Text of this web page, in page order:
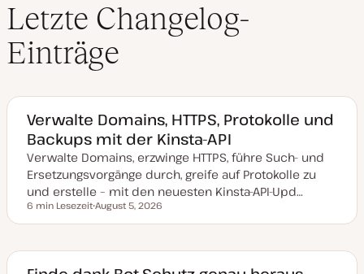
Letzte Changelog-
Einträge
Verwalte Domains, HTTPS, Protokolle und
Backups mit der Kinsta-API
Verwalte Domains, erzwinge HTTPS, führe Such- und
Ersetzungsvorgänge durch, greife auf Protokolle zu
und erstelle – mit den neuesten Kinsta-API-Upd…
Lesezeit
6 min Lesezeit
a
u
a
August 5, 2026